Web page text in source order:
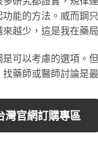
能的方法。威而鋼
越少，這是我在藥
可以考慮的選項。
藥師或醫師討論是
灣官網訂購專區